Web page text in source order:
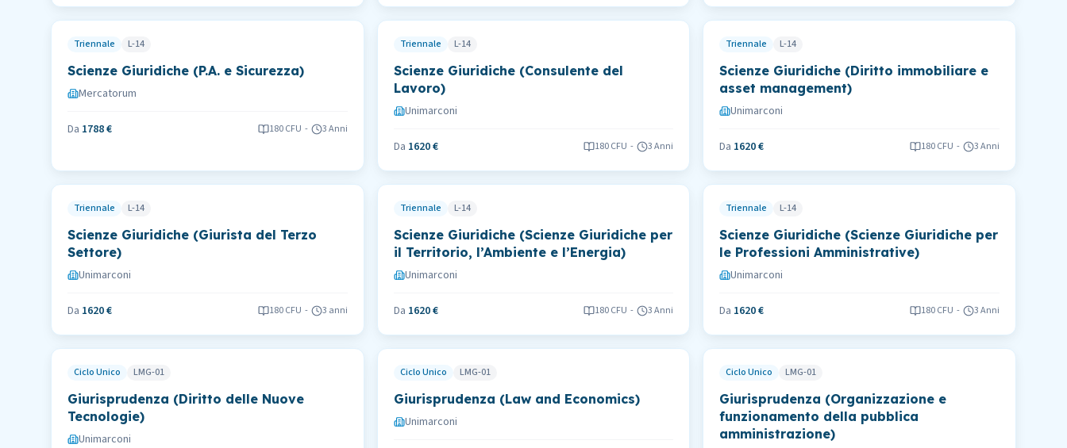
Triennale L-14
Scienze Giuridiche (P.A. e Sicurezza)
Mercatorum
Da 1788 € 180CFU - 3 Anni
Triennale L-14
Scienze Giuridiche (Consulente del
Lavoro)
Unimarconi
Da 1620 € 180CFU - 3 Anni
Triennale L-14
Scienze Giuridiche (Diritto immobiliare e
asset management)
Unimarconi
Da 1620 € 180CFU - 3 Anni
Triennale L-14
Scienze Giuridiche (Giurista del Terzo
Settore)
Unimarconi
Da 1620 € 180CFU - 3 anni
Triennale L-14
Scienze Giuridiche (Scienze Giuridiche per
il Territorio, l’Ambiente e l’Energia)
Unimarconi
Da 1620 € 180CFU - 3 Anni
Triennale L-14
Scienze Giuridiche (Scienze Giuridiche per
le Professioni Amministrative)
Unimarconi
Da 1620 € 180CFU - 3 Anni
Ciclo Unico LMG-01
Giurisprudenza (Diritto delle Nuove
Tecnologie)
Unimarconi
Ciclo Unico LMG-01
Giurisprudenza (Law and Economics)
Unimarconi
Ciclo Unico LMG-01
Giurisprudenza (Organizzazione e
funzionamento della pubblica
amministrazione)